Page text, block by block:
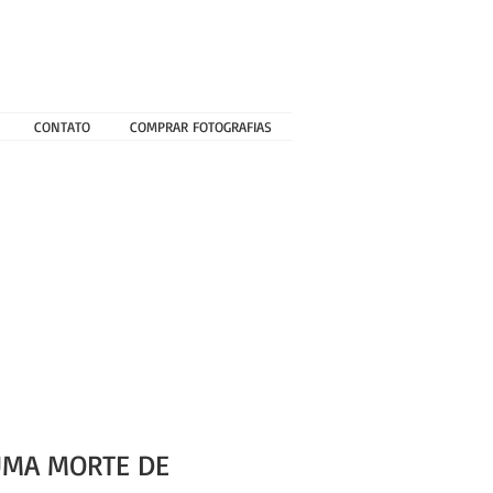
CONTATO COMPRAR FOTOGRAFIAS
MORTE DE